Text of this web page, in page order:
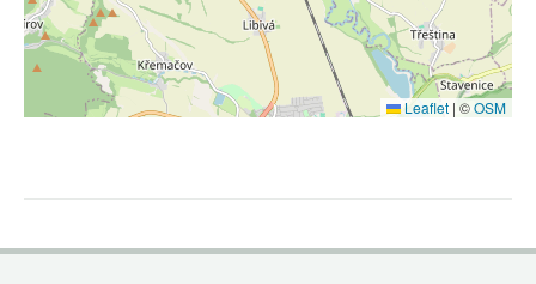
Leaflet | ©OSM